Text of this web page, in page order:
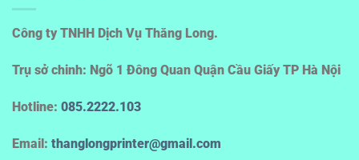
Công ty TNHH Dịch Vụ Thăng Long.
Trụ sở chinh: Ngõ 1 Đông Quan Quận Cầu Giấy TP Hà Nội
Hotline: 085.2222.103
Email: thanglongprinter@gmail.com